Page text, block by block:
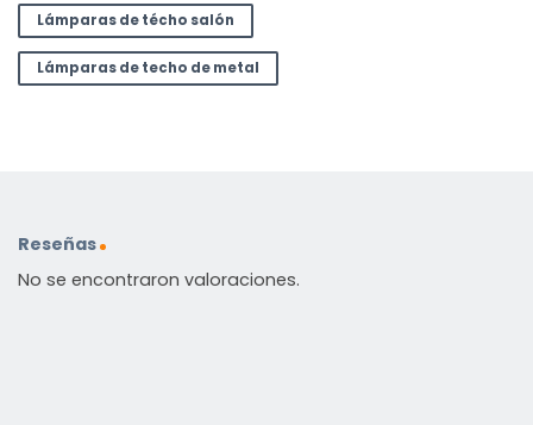
Lámparas de técho salón
Lámparas de techo de metal
Reseñas
No se encontraron valoraciones.